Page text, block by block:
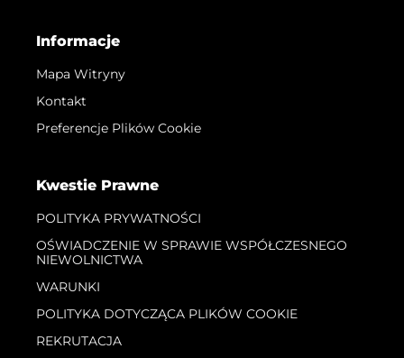
Informacje
Mapa Witryny
Kontakt
Preferencje Plików Cookie
Kwestie Prawne
POLITYKA PRYWATNOŚCI
OŚWIADCZENIE W SPRAWIE WSPÓŁCZESNEGO
NIEWOLNICTWA
WARUNKI
POLITYKA DOTYCZĄCA PLIKÓW COOKIE
REKRUTACJA